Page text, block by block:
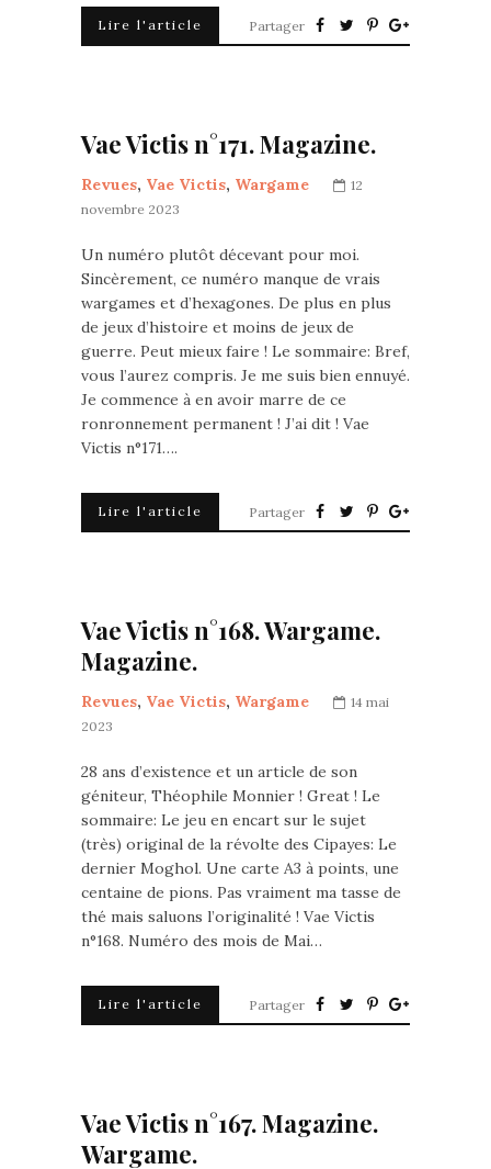
Lire l'article Partager
Vae Victis n°171. Magazine.
Revues, Vae Victis, Wargame
12
novembre 2023
Un numéro plutôt décevant pour moi.
Sincèrement, ce numéro manque de vrais
wargames et d’hexagones. De plus en plus
de jeux d’histoire et moins de jeux de
guerre. Peut mieux faire ! Le sommaire: Bref,
vous l’aurez compris. Je me suis bien ennuyé.
Je commence à en avoir marre de ce
ronronnement permanent ! J’ai dit ! Vae
Victis n°171….
Lire l'article Partager
Vae Victis n°168. Wargame.
Magazine.
Revues, Vae Victis, Wargame
14 mai
2023
28 ans d’existence et un article de son
géniteur, Théophile Monnier ! Great ! Le
sommaire: Le jeu en encart sur le sujet
(très) original de la révolte des Cipayes: Le
dernier Moghol. Une carte A3 à points, une
centaine de pions. Pas vraiment ma tasse de
thé mais saluons l’originalité ! Vae Victis
n°168. Numéro des mois de Mai…
Lire l'article Partager
Vae Victis n°167. Magazine.
Wargame.